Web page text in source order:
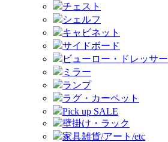
チェスト
シェルフ
キャビネット
サイドボード
ビューロー・ドレッサー
ミラー
ランプ
ラグ・カーペット
Pick up SALE
壁掛け・ラック
家具雑貨/アート/etc